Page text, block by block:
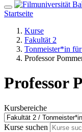
Startseite
Kurse
Fakultät 2
Tonmeister*in
Professor
Professor
Kursbereiche
Kurse suchen